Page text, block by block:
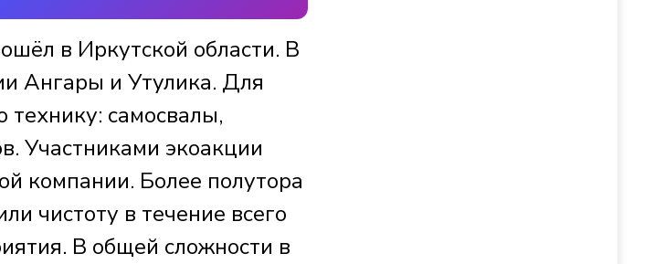
в Иркутской области. В
Ангары и Утулика. Для
технику: самосвалы,
Участниками экоакции
компании. Более полутора
чистоту в течение всего
В общей сложности в